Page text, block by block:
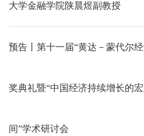
大学金融学院陕晨煜副教授
预告丨第十一届“黄达－蒙代尔
奖典礼暨“中国经济持续增长的
间”学术研讨会